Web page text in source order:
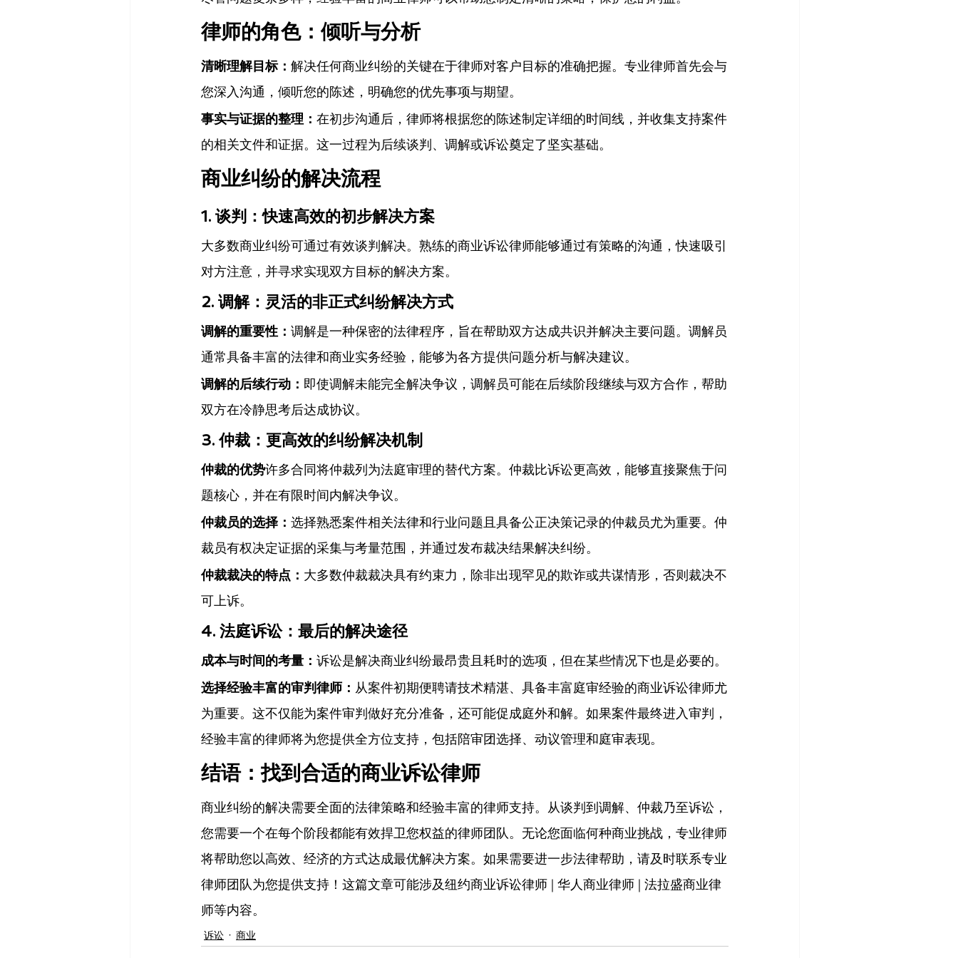
律师的角色：倾听与分析
清晰理解目标： 解决任何商业纠纷的关键在于律师对客户目标的准确把握。专业律师首先会与
您深入沟通，倾听您的陈述，明确您的优先事项与期望。
事实与证据的整理： 在初步沟通后，律师将根据您的陈述制定详细的时间线，并收集支持案件
的相关文件和证据。这一过程为后续谈判、调解或诉讼奠定了坚实基础。
商业纠纷的解决流程
1. 谈判：快速高效的初步解决方案
大多数商业纠纷可通过有效谈判解决。熟练的商业诉讼律师能够通过有策略的沟通，快速吸引
对方注意，并寻求实现双方目标的解决方案。
2. 调解：灵活的非正式纠纷解决方式
调解的重要性： 调解是一种保密的法律程序，旨在帮助双方达成共识并解决主要问题。调解员
通常具备丰富的法律和商业实务经验，能够为各方提供问题分析与解决建议。
调解的后续行动： 即使调解未能完全解决争议，调解员可能在后续阶段继续与双方合作，帮助
双方在冷静思考后达成协议。
3. 仲裁：更高效的纠纷解决机制
仲裁的优势许多合同将仲裁列为法庭审理的替代方案。仲裁比诉讼更高效，能够直接聚焦于问
题核心，并在有限时间内解决争议。
仲裁员的选择： 选择熟悉案件相关法律和行业问题且具备公正决策记录的仲裁员尤为重要。仲
裁员有权决定证据的采集与考量范围，并通过发布裁决结果解决纠纷。
仲裁裁决的特点： 大多数仲裁裁决具有约束力，除非出现罕见的欺诈或共谋情形，否则裁决不
可上诉。
4. 法庭诉讼：最后的解决途径
成本与时间的考量： 诉讼是解决商业纠纷最昂贵且耗时的选项，但在某些情况下也是必要的。
选择经验丰富的审判律师： 从案件初期便聘请技术精湛、具备丰富庭审经验的商业诉讼律师尤
为重要。这不仅能为案件审判做好充分准备，还可能促成庭外和解。如果案件最终进入审判，
经验丰富的律师将为您提供全方位支持，包括陪审团选择、动议管理和庭审表现。
结语：找到合适的商业诉讼律师
商业纠纷的解决需要全面的法律策略和经验丰富的律师支持。从谈判到调解、仲裁乃至诉讼，
您需要一个在每个阶段都能有效捍卫您权益的律师团队。无论您面临何种商业挑战，专业律师
将帮助您以高效、经济的方式达成最优解决方案。如果需要进一步法律帮助，请及时联系专业
律师团队为您提供支持！这篇文章可能涉及纽约商业诉讼律师 | 华人商业律师 | 法拉盛商业律
师等内容。
诉讼 商业